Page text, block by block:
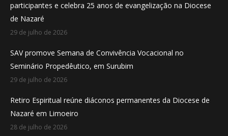
participantes e celebra 25 anos de evangelização na Diocese
de Nazaré
29 de julho de 2026
SAV promove Semana de Convivência Vocacional no
Seminário Propedêutico, em Surubim
29 de julho de 2026
Retiro Espiritual reúne diáconos permanentes da Diocese de
Nazaré em Limoeiro
28 de julho de 2026